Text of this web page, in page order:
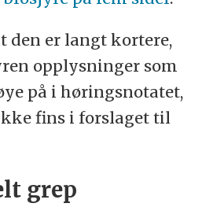
den er langt kortere,
opplysninger som
på i høringsnotatet,
fins i forslaget til
grep